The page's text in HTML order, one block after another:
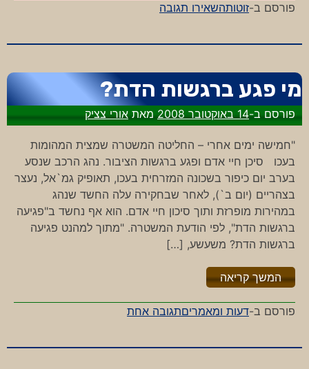
פורסם ב-זוטותהשאירו תגובה
וקווים
מי פגע ברגשות הדת?
פורסם ב-14 באוקטובר 2008 מאתאורי צציק
"חמישה ימים אחרי – החליטה המשטרה שמצית המהומות
בעכו סיכן חיי אדם ופגע ברגשות הציבור. נהג הרכב שנסע
בערב יום כיפור בשכונה המזרחית בעכו, תאופיק גמ`אל, נעצר
בצהריים (יום ב`), לאחר שבחקירה עלה החשד שנהג
במהירות מופרזת ותוך סיכון חיי אדם. הוא אף נחשד ב"פגיעה
ברגשות הדת", לפי הודעת המשטרה. "מתוך למהנט פגיעה
ברגשות הדת? משעשע, […]
המשך קריאה"%s"
פורסם ב-דעות ומאמריםתגובה אחתעל
פגע